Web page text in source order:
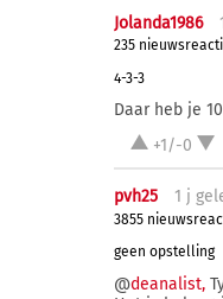
Jolanda1986
235
4-3-3
Daar heb je
+1/-0
pvh25 1 j
3855
geen opstelling
@deanalist,